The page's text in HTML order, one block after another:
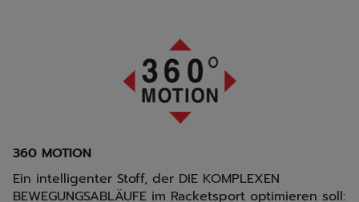
360 MOTION
Ein intelligenter Stoff, der DIE KOMPLEXEN
BEWEGUNGSABLÄUFE im Racketsport optimieren soll: